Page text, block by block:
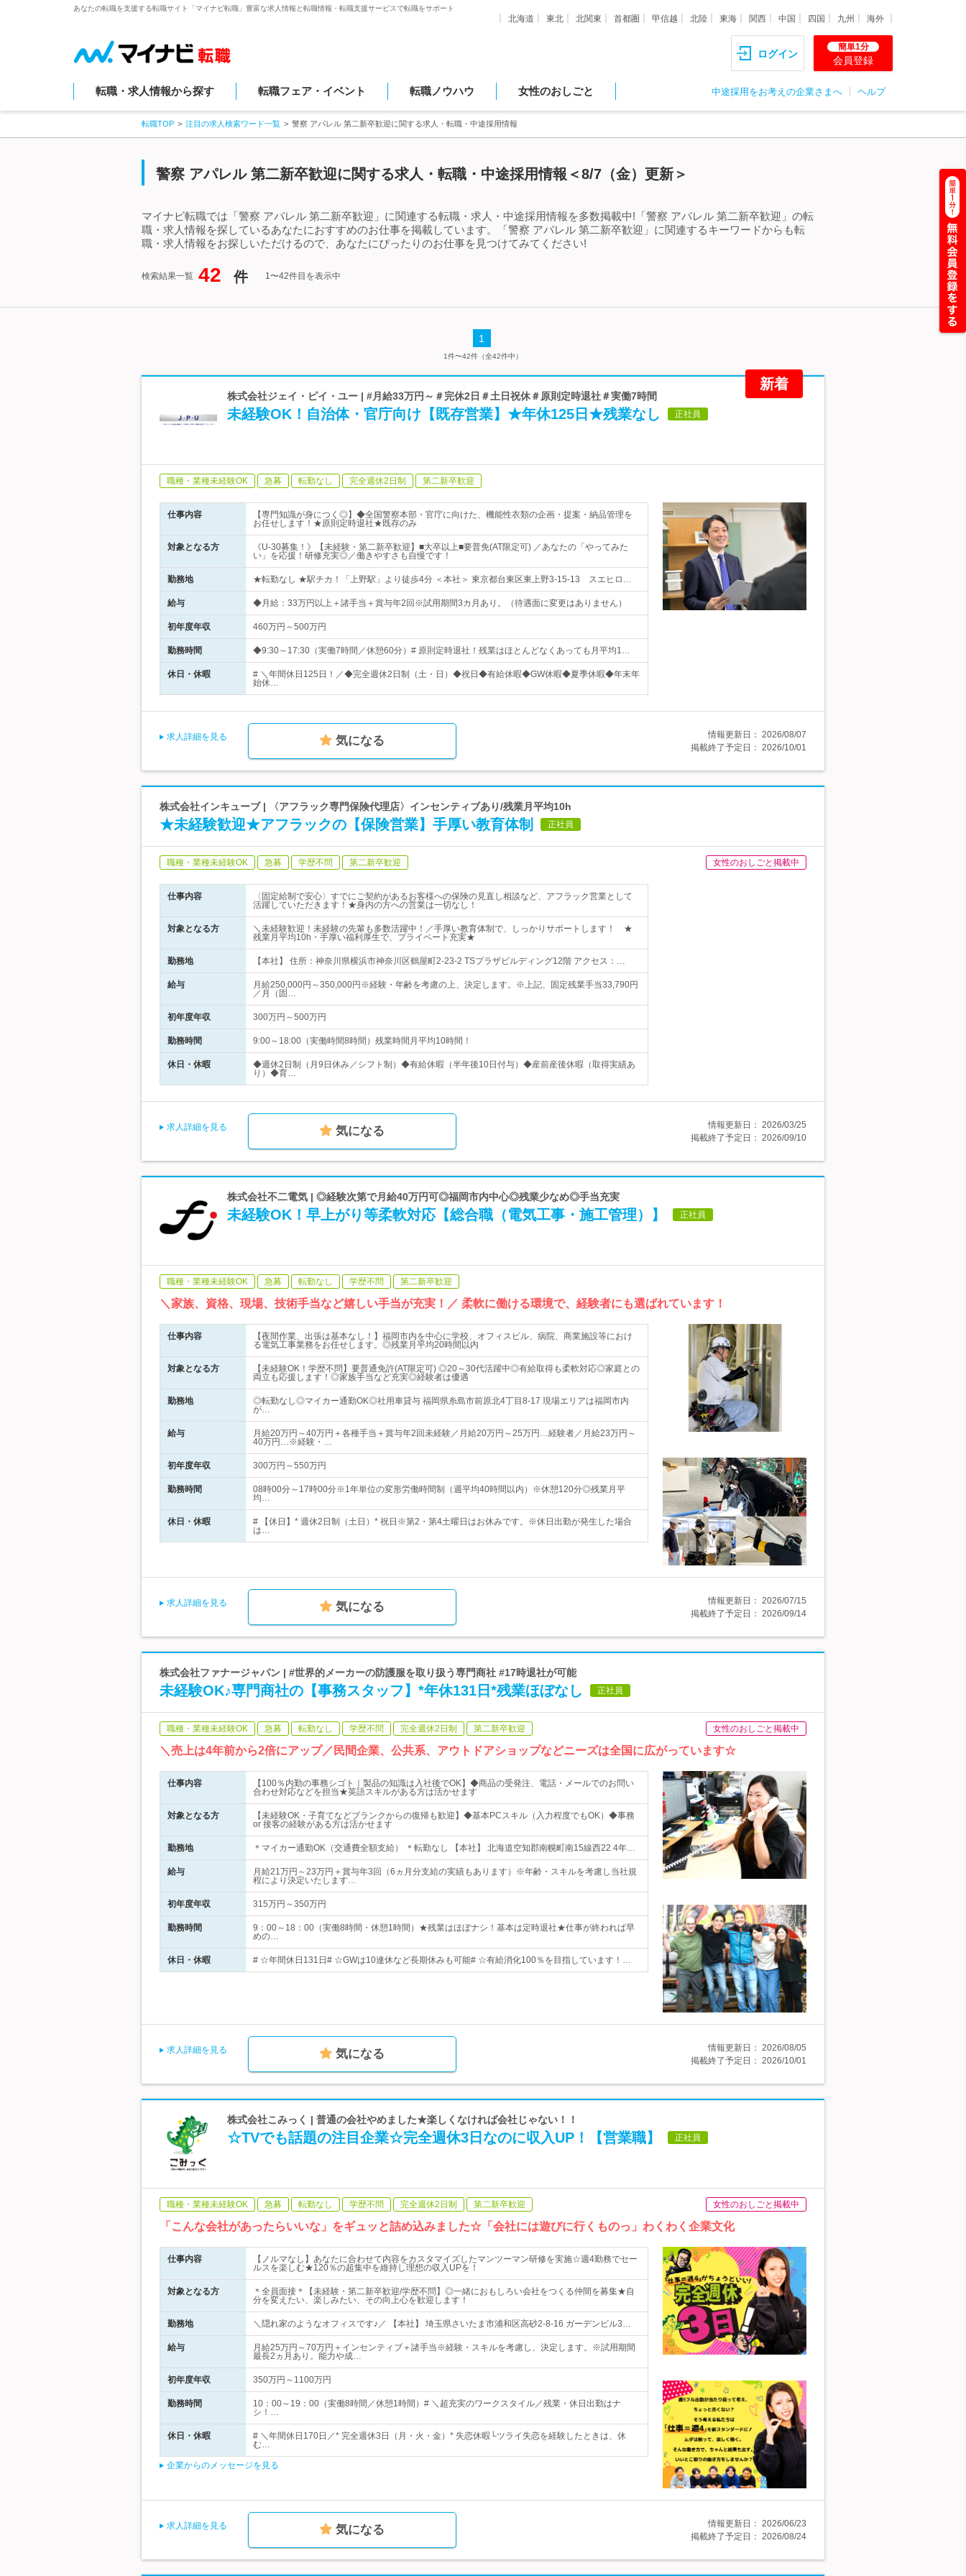
あなたの転職を支援する転職サイト「マイナビ転職」豊富な求人情報と転職情報・転職支援サービスで転職をサポート
北海道 東北 北関東 首都圏 甲信越 北陸 東海 関西 中国 四国 九州 海外
ログイン
簡単1分
会員登録
転職・求人情報から探す 転職フェア・イベント 転職ノウハウ 女性のおしごと 中途採用をお考えの企業さまへ ヘルプ
転職TOP 注目の求人検索ワード一覧 警察 アパレル 第二新卒歓迎に関する求人・転職・中途採用情報
警察 アパレル 第二新卒歓迎に関する求人・転職・中途採用情報＜8/7（金）更新＞
マイナビ転職では「警察 アパレル 第二新卒歓迎」に関連する転職・求人・中途採用情報を多数掲載中!「警察 アパレル 第二新卒歓迎」の転
職・求人情報を探しているあなたにおすすめのお仕事を掲載しています。「警察 アパレル 第二新卒歓迎」に関連するキーワードからも転
職・求人情報をお探しいただけるので、あなたにぴったりのお仕事を見つけてみてください!
検索結果一覧 42 件 1〜42件目を表示中
1
1件〜42件（全42件中）
新着
株式会社ジェイ・ピイ・ユー | #月給33万円～＃完休2日＃土日祝休＃原則定時退社＃実働7時間
未経験OK！自治体・官庁向け【既存営業】★年休125日★残業なし 正社員
職種・業種未経験OK 急募 転勤なし 完全週休2日制 第二新卒歓迎
仕事内容
【専門知識が身につく◎】◆全国警察本部・官庁に向けた、機能性衣類の企画・提案・納品管理を
お任せします！★原則定時退社★既存のみ
対象となる方
《U-30募集！》【未経験・第二新卒歓迎】■大卒以上■要普免(AT限定可) ／あなたの「やってみた
い」を応援！研修充実◎／働きやすさも自慢です！
勤務地 ★転勤なし ★駅チカ！「上野駅」より徒歩4分 ＜本社＞ 東京都台東区東上野3-15-13 スエヒロ…
給与 ◆月給：33万円以上＋諸手当＋賞与年2回※試用期間3カ月あり。（待遇面に変更はありません）
初年度年収 460万円～500万円
勤務時間 ◆9:30～17:30（実働7時間／休憩60分）# 原則定時退社！残業はほとんどなくあっても月平均1…
休日・休暇
# ＼年間休日125日！／◆完全週休2日制（土・日）◆祝日◆有給休暇◆GW休暇◆夏季休暇◆年末年
始休…
求人詳細を見る 気になる 情報更新日： 2026/08/07
掲載終了予定日： 2026/10/01
株式会社インキューブ | 〈アフラック専門保険代理店〉インセンティブあり/残業月平均10h
★未経験歓迎★アフラックの【保険営業】手厚い教育体制 正社員
職種・業種未経験OK 急募 学歴不問 第二新卒歓迎 女性のおしごと掲載中
仕事内容
〈固定給制で安心〉すでにご契約があるお客様への保険の見直し相談など、アフラック営業として
活躍していただきます！★身内の方への営業は一切なし！
対象となる方
＼未経験歓迎！未経験の先輩も多数活躍中！／手厚い教育体制で、しっかりサポートします！ ★
残業月平均10h・手厚い福利厚生で、プライベート充実★
勤務地 【本社】 住所：神奈川県横浜市神奈川区鶴屋町2-23-2 TSプラザビルディング12階 アクセス：…
給与
月給250,000円～350,000円※経験・年齢を考慮の上、決定します。※上記、固定残業手当33,790円
／月（固…
初年度年収 300万円～500万円
勤務時間 9:00～18:00（実働時間8時間）残業時間月平均10時間！
休日・休暇
◆週休2日制（月9日休み／シフト制）◆有給休暇（半年後10日付与）◆産前産後休暇（取得実績あ
り）◆育…
求人詳細を見る 気になる 情報更新日： 2026/03/25
掲載終了予定日： 2026/09/10
株式会社不二電気 | ◎経験次第で月給40万円可◎福岡市内中心◎残業少なめ◎手当充実
未経験OK！早上がり等柔軟対応【総合職（電気工事・施工管理）】 正社員
職種・業種未経験OK 急募 転勤なし 学歴不問 第二新卒歓迎
＼家族、資格、現場、技術手当など嬉しい手当が充実！／ 柔軟に働ける環境で、経験者にも選ばれています！
仕事内容
【夜間作業、出張は基本なし！】福岡市内を中心に学校、オフィスビル、病院、商業施設等におけ
る電気工事業務をお任せします。◎残業月平均20時間以内
対象となる方
【未経験OK！学歴不問】要普通免許(AT限定可) ◎20～30代活躍中◎有給取得も柔軟対応◎家庭との
両立も応援します！◎家族手当など充実◎経験者は優遇
勤務地
◎転勤なし◎マイカー通勤OK◎社用車貸与 福岡県糸島市前原北4丁目8-17 現場エリアは福岡市内
が…
給与
月給20万円～40万円＋各種手当＋賞与年2回未経験／月給20万円～25万円…経験者／月給23万円～
40万円…※経験・…
初年度年収 300万円～550万円
勤務時間
08時00分～17時00分※1年単位の変形労働時間制（週平均40時間以内）※休憩120分◎残業月平
均…
休日・休暇
# 【休日】* 週休2日制（土日）* 祝日※第2・第4土曜日はお休みです。※休日出勤が発生した場合
は…
求人詳細を見る 気になる 情報更新日： 2026/07/15
掲載終了予定日： 2026/09/14
株式会社ファナージャパン | #世界的メーカーの防護服を取り扱う専門商社 #17時退社が可能
未経験OK♪専門商社の【事務スタッフ】*年休131日*残業ほぼなし 正社員
職種・業種未経験OK 急募 転勤なし 学歴不問 完全週休2日制 第二新卒歓迎 女性のおしごと掲載中
＼売上は4年前から2倍にアップ／民間企業、公共系、アウトドアショップなどニーズは全国に広がっています☆
仕事内容
【100％内勤の事務シゴト｜製品の知識は入社後でOK】◆商品の受発注、電話・メールでのお問い
合わせ対応などを担当★英語スキルがある方は活かせます
対象となる方
【未経験OK・子育てなどブランクからの復帰も歓迎】◆基本PCスキル（入力程度でもOK）◆事務
or 接客の経験がある方は活かせます
勤務地 ＊マイカー通勤OK（交通費全額支給） ＊転勤なし 【本社】 北海道空知郡南幌町南15線西22 4年…
給与
月給21万円～23万円＋賞与年3回（6ヵ月分支給の実績もあります）※年齢・スキルを考慮し当社規
程により決定いたします…
初年度年収 315万円～350万円
勤務時間
9：00～18：00（実働8時間・休憩1時間）★残業はほぼナシ！基本は定時退社★仕事が終われば早
めの…
休日・休暇 # ☆年間休日131日# ☆GWは10連休など長期休みも可能# ☆有給消化100％を目指しています！…
求人詳細を見る 気になる 情報更新日： 2026/08/05
掲載終了予定日： 2026/10/01
株式会社こみっく | 普通の会社やめました★楽しくなければ会社じゃない！！
☆TVでも話題の注目企業☆完全週休3日なのに収入UP！【営業職】 正社員
職種・業種未経験OK 急募 転勤なし 学歴不問 完全週休2日制 第二新卒歓迎 女性のおしごと掲載中
「こんな会社があったらいいな」をギュッと詰め込みました☆「会社には遊びに行くものっ」わくわく企業文化
仕事内容
【ノルマなし】あなたに合わせて内容をカスタマイズしたマンツーマン研修を実施☆週4勤務でセー
ルスを楽しむ★120％の超集中を維持し理想の収入UPを！
対象となる方
＊全員面接＊【未経験・第二新卒歓迎/学歴不問】◎一緒におもしろい会社をつくる仲間を募集★自
分を変えたい、楽しみたい、その向上心を歓迎します！
勤務地 ＼隠れ家のようなオフィスです♪／ 【本社】 埼玉県さいたま市浦和区高砂2-8-16 ガーデンビル3…
給与
月給25万円～70万円＋インセンティブ＋諸手当※経験・スキルを考慮し、決定します。※試用期間
最長2ヵ月あり。能力や成…
初年度年収 350万円～1100万円
勤務時間
10：00～19：00（実働8時間／休憩1時間）# ＼超充実のワークスタイル／残業・休日出勤はナ
シ！…
休日・休暇
# ＼年間休日170日／* 完全週休3日（月・火・金）* 失恋休暇└ツライ失恋を経験したときは、休
む…
企業からのメッセージを見る
求人詳細を見る 気になる 情報更新日： 2026/06/23
掲載終了予定日： 2026/08/24